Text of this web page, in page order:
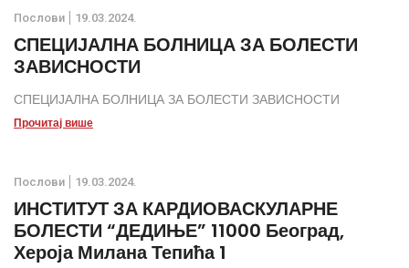
Послови 19.03.2024.
СПЕЦИЈАЛНА БОЛНИЦА ЗА БОЛЕСТИ
ЗАВИСНОСТИ
СПЕЦИЈАЛНА БОЛНИЦА ЗА БОЛЕСТИ ЗАВИСНОСТИ
Прочитај више
Послови 19.03.2024.
ИНСТИТУТ ЗА КАРДИОВАСКУЛАРНЕ
БОЛЕСТИ “ДЕДИЊЕ” 11000 Београд,
Хероја Милана Тепића 1